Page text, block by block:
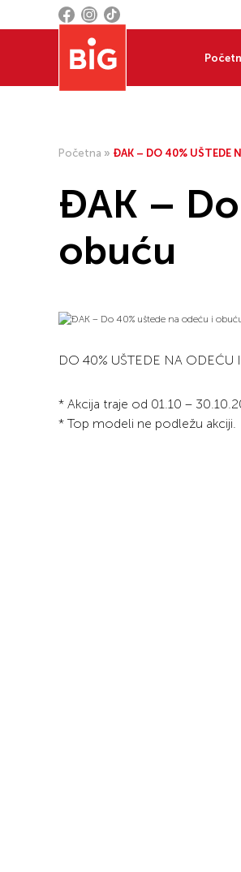
Početna » ĐAK – DO 40% UŠTEDE
ĐAK –
obuću
DO 40% UŠTEDE NA
* Akcija traje od 01.10 –
* Top modeli ne podležu akciji.